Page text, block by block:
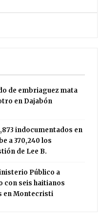
de embriaguez mata
en Dajabón
indocumentados en
a 370,240 los
de Lee B.
Público a
con seis haitianos
en Montecristi